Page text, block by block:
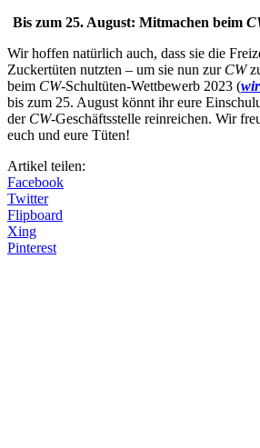
Bis zum 25. August: Mitmachen beim
Wir hoffen natürlich auch, dass sie die
Zuckertüten nutzten – um sie nun zur CW
beim CW-Schultüten-Wettbewerb 2023 (
bis zum 25. August könnt ihr eure
der CW-Geschäftsstelle reinreichen. Wir
euch und eure Tüten!
Artikel teilen:
Facebook
Twitter
Flipboard
Xing
Pinterest